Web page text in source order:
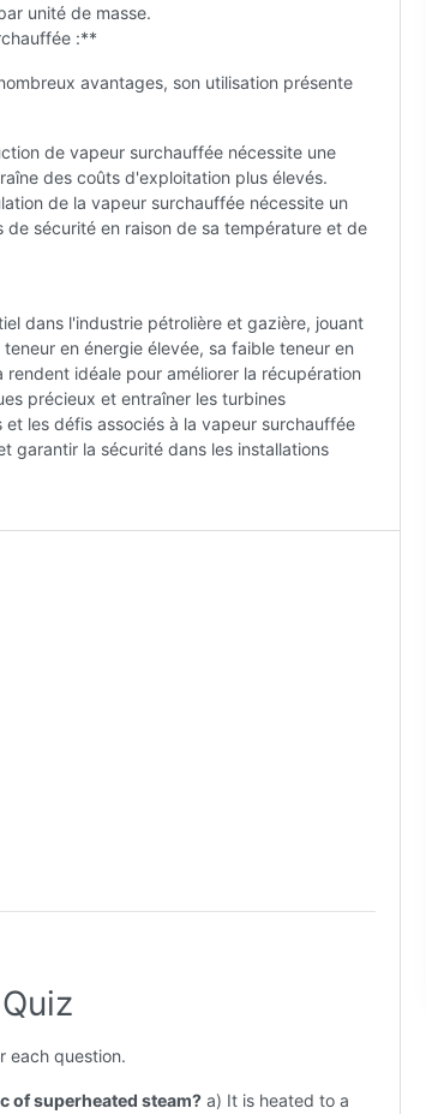
unité de masse.
:**
avantages, son utilisation présente
de vapeur surchauffée nécessite une
des coûts d'exploitation plus élevés.
de la vapeur surchauffée nécessite un
sécurité en raison de sa température et de
dans l'industrie pétrolière et gazière, jouant
en énergie élevée, sa faible teneur en
idéale pour améliorer la récupération
précieux et entraîner les turbines
les défis associés à la vapeur surchauffée
garantir la sécurité dans les installations
each question.
of superheated steam? a) It is heated to a